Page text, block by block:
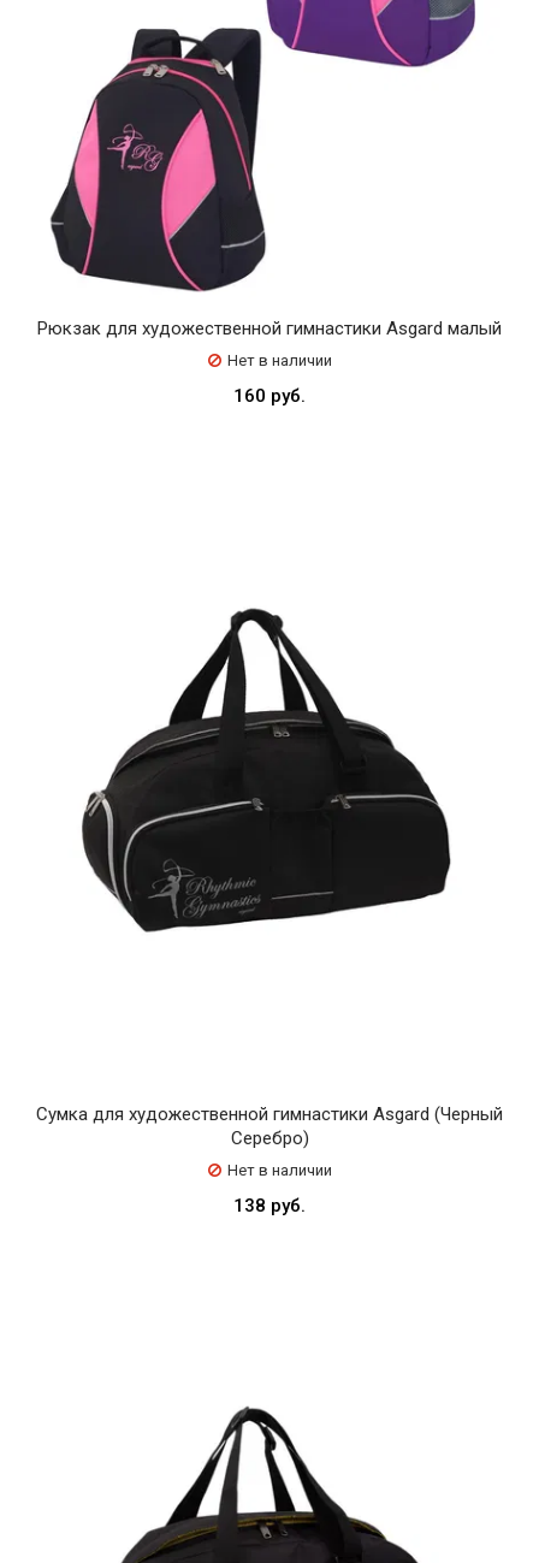
Рюкзак для художественной гимнастики Asgard малый
Нет в наличии
160 руб.
Сумка для художественной гимнастики Asgard (Черный
Серебро)
Нет в наличии
138 руб.